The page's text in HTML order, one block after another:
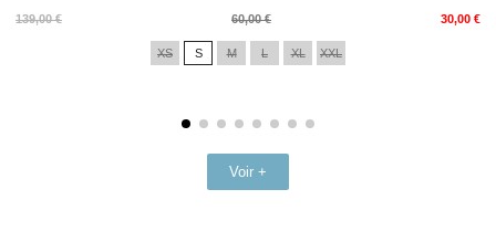
139,00 €
Prix
60,00 € 30,00 €
Prix
XS S M L XL XXL
Voir +